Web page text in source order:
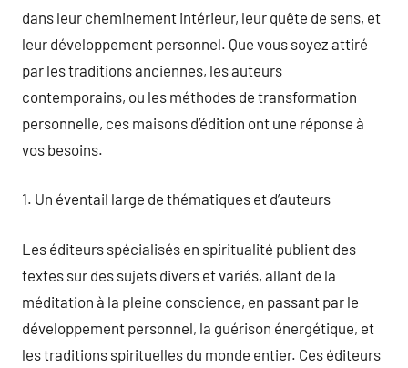
dans leur cheminement intérieur, leur quête de sens, et
leur développement personnel. Que vous soyez attiré
par les traditions anciennes, les auteurs
contemporains, ou les méthodes de transformation
personnelle, ces maisons d’édition ont une réponse à
vos besoins.
1. Un éventail large de thématiques et d’auteurs
Les éditeurs spécialisés en spiritualité publient des
textes sur des sujets divers et variés, allant de la
méditation à la pleine conscience, en passant par le
développement personnel, la guérison énergétique, et
les traditions spirituelles du monde entier. Ces éditeurs